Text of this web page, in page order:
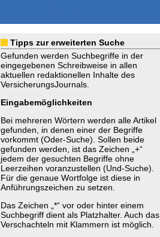
Tipps zur erweiterten Suche
Gefunden werden Suchbegriffe in der
eingegebenen Schreibweise in allen
aktuellen redaktionellen Inhalte des
VersicherungsJournals.
Eingabemöglichkeiten
Bei mehreren Wörtern werden alle Artikel
gefunden, in denen einer der Begriffe
vorkommt (Oder-Suche). Sollen beide
gefunden werden, ist das Zeichen „+“
jedem der gesuchten Begriffe ohne
Leerzeihen voranzustellen (Und-Suche).
Für die genaue Wortfolge ist diese in
Anführungszeichen zu setzen.
Das Zeichen „*“ vor oder hinter einem
Suchbegriff dient als Platzhalter. Auch das
Verschachteln mit Klammern ist möglich.